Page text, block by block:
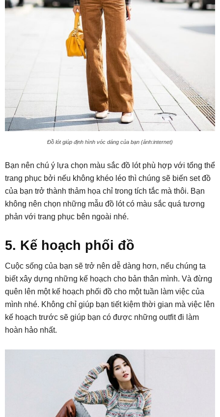
Đồ lót giúp định hình vóc dáng của bạn (ảnh:internet)
Bạn nên chú ý lựa chọn màu sắc đồ lót phù hợp với tổng thể
trang phục bởi nếu không khéo léo thì chúng sẽ biến set đồ
của bạn trở thành thảm họa chỉ trong tích tắc mà thôi. Bạn
không nên chọn những mẫu đồ lót có màu sắc quá tương
phản với trang phục bên ngoài nhé.
5. Kế hoạch phối đồ
Cuộc sống của bạn sẽ trở nên dễ dàng hơn, nếu chúng ta
biết xây dựng những kế hoạch cho bản thân mình. Và đừng
quên lên một kế hoạch phối đồ cho một tuần làm việc của
mình nhé. Không chỉ giúp bạn tiết kiệm thời gian mà việc lên
kế hoạch trước sẽ giúp bạn có được những outfit đi làm
hoàn hảo nhất.